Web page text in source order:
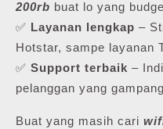
200rb buat lo yang
✅ Layanan lengkap –
Hotstar, sampe layanan
✅ Support terbaik –
pelanggan yang
Buat yang masih cari